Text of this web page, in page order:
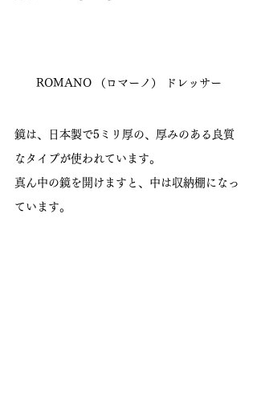
ROMANO （ロマーノ） ドレッサー
鏡は、日本製で5ミリ厚の、厚みのある良質
なタイプが使われています。
真ん中の鏡を開けますと、中は収納棚になっ
ています。